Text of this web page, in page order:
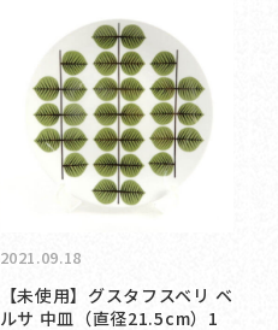
2021.09.18
【未使用】グスタフスベリ ベ
ルサ 中皿（直径21.5cm）1